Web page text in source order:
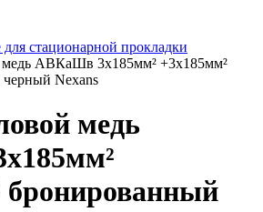
стационарной прокладки
медь АВКаШв 3x185мм² +3x185мм²
Nexans
медь
бронированный